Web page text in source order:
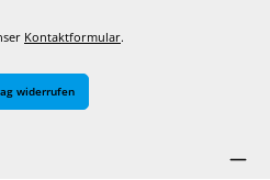
Kontaktformular.
widerrufen